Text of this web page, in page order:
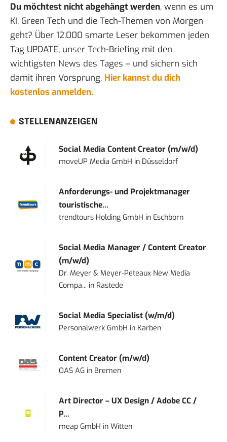
Du möchtest nicht abgehängt werden, wenn es um
KI, Green Tech und die Tech-Themen von Morgen
geht? Über 12.000 smarte Leser bekommen jeden
Tag UPDATE, unser Tech-Briefing mit den
wichtigsten News des Tages – und sichern sich
damit ihren Vorsprung. Hier kannst du dich
kostenlos anmelden.
STELLENANZEIGEN
Social Media Content Creator (m/w/d)
moveUP Media GmbH in Düsseldorf
Anforderungs- und Projektmanager
touristische...
trendtours Holding GmbH in Eschborn
Social Media Manager / Content Creator
(m/w/d)
Dr. Meyer & Meyer-Peteaux New Media
Compa... in Rastede
Social Media Specialist (w/m/d)
Personalwerk GmbH in Karben
Content Creator (m/w/d)
OAS AG in Bremen
Art Director – UX Design / Adobe CC /
P...
meap GmbH inWitten